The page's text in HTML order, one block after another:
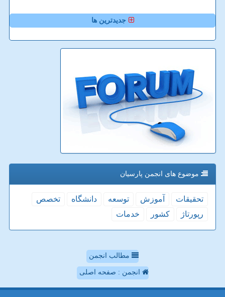
جدیدترین ها
موضوع های انجمن پارسیان
تحقیقات آموزش توسعه دانشگاه
تخصص
رپورتاژ
كشور خدمات
مطالب انجمن
انجمن : صفحه اصلی